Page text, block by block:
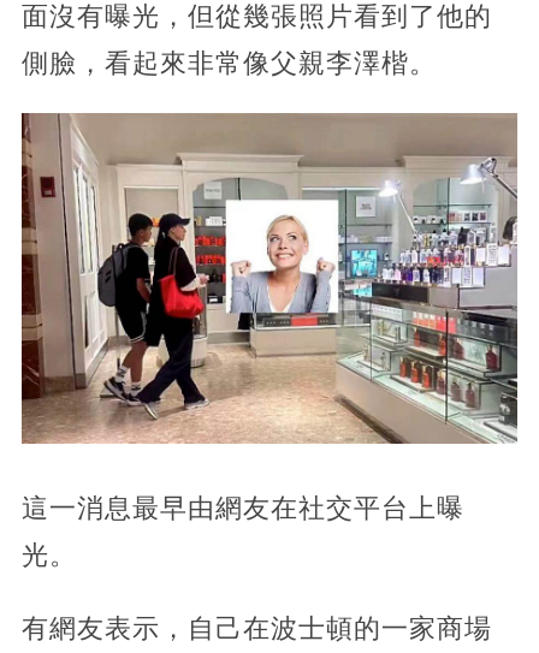
面沒有曝光，但從幾張照片看到了他的
側臉，看起來非常像父親李澤楷。
這一消息最早由網友在社交平台上曝
光。
有網友表示，自己在波士頓的一家商場